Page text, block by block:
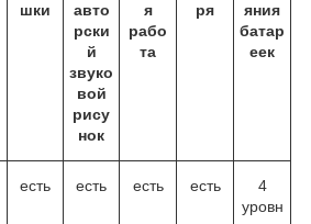
шки
авто
рски
й
звуко
вой
рису
нок
я
рабо
та
ря
яния
батар
еек
есть есть есть есть
4
уровн